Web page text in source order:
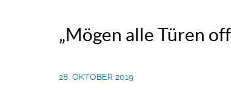
„Mögen alle Türen
28. OKTOBER 2019